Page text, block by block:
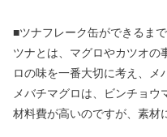
■ツナフレーク缶ができるまで
ツナとは、マグロやカツオの
ロの味を一番大切に考え、メ
メバチマグロは、ビンチョウ
材料費が高いのですが、素材